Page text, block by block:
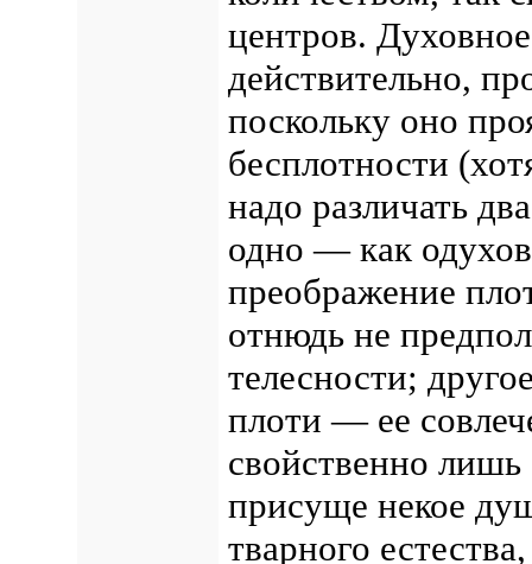
центров.
действительно,
поскольку оно
бесплотности
надо различать
одно — как
преображение
отнюдь не
телесности;
плоти — ее
свойственно
присуще некое
тварного